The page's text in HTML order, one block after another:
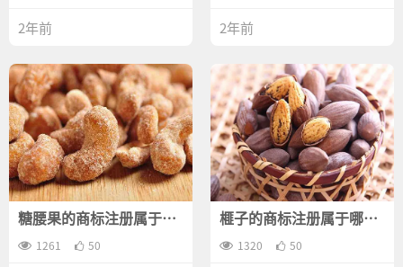
2年前 2年前
糖腰果的商标注册属于哪
一类？
1261 50
榧子的商标注册属于哪一
类？
1320 50